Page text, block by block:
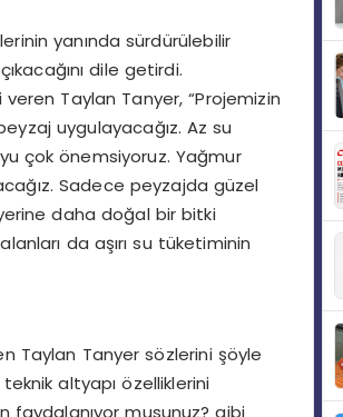
yanında sürdürülebilir
dile getirdi.
veren Taylan Tanyer, “Projemizin
uygulayacağız. Az su
çok önemsiyoruz. Yağmur
Sadece peyzajda güzel
daha doğal bir bitki
da aşırı su tüketiminin
Taylan Tanyer sözlerini şöyle
altyapı özelliklerini